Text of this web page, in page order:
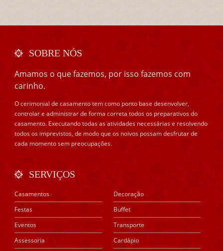
SOBRE NÓS
Amamos o que fazemos, por isso fazemos com
carinho.
O cerimonial de casamento tem como ponto base desenvolver,
controlar e administrar de forma correta todos os preparativos do
casamento. Executando todas as atividades necessárias e resolvendo
todos os imprevistos, de modo que os noivos possam desfrutar de
cada momento sem preocupações.
SERVIÇOS
Casamentos
Festas
Eventos
Assessoria
Decoração
Buffet
Transporte
Cardápio